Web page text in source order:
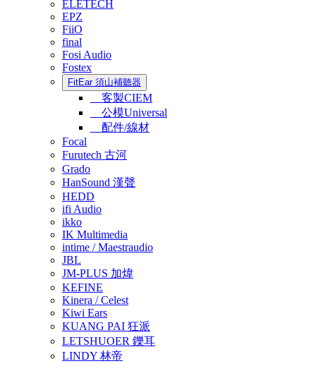
ELETECH
EPZ
FiiO
final
Fosi Audio
Fostex
FitEar 須山補聽器
客製CIEM
公模Universal
配件/線材
Focal
Furutech 古河
Grado
HanSound 漢聲
HEDD
ifi Audio
ikko
IK Multimedia
intime / Maestraudio
JBL
JM-PLUS 加煒
KEFINE
Kinera / Celest
Kiwi Ears
KUANG PAI 狂派
LETSHUOER 鑠耳
LINDY 林帝